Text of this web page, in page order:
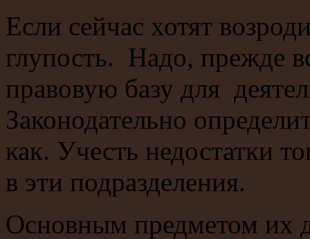
Если сейчас хотят
глупость. Надо, прежде
правовую базу для
Законодательно
как. Учесть недостатки
в эти подразделения.
Основным предметом их